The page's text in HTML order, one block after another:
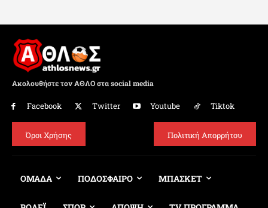
Ακολουθήστε τον ΑΘΛΟ στα social media
Facebook Twitter Youtube Tiktok
Όροι Χρήσης Πολιτική Απορρήτου
ΟΜΑΔΑ ΠΟΔΟΣΦΑΙΡΟ ΜΠΑΣΚΕΤ